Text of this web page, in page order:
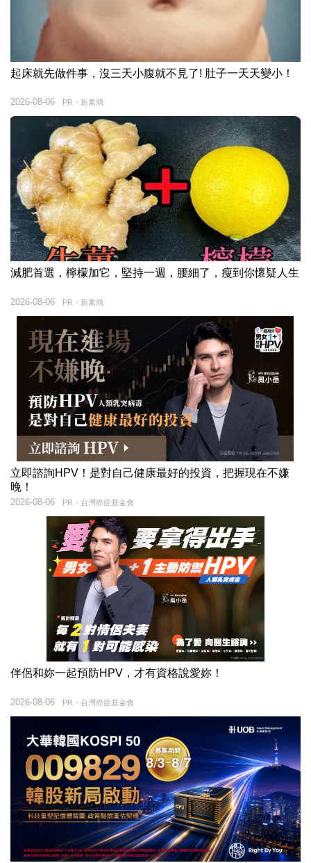
起床就先做件事，沒三天小腹就不見了! 肚子一天天變小！
PR・新素簡
2026-08-06
減肥首選，檸檬加它，堅持一週，腰細了，瘦到你懷疑人生
PR・新素簡
2026-08-06
立即諮詢HPV！是對自己健康最好的投資，把握現在不嫌
晚！
PR・台灣癌症基金會
2026-08-06
伴侶和妳一起預防HPV，才有資格說愛妳！
PR・台灣癌症基金會
2026-08-06